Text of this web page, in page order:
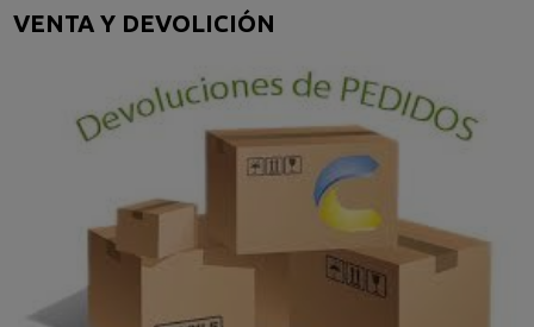
VENTA Y DEVOLICIÓN